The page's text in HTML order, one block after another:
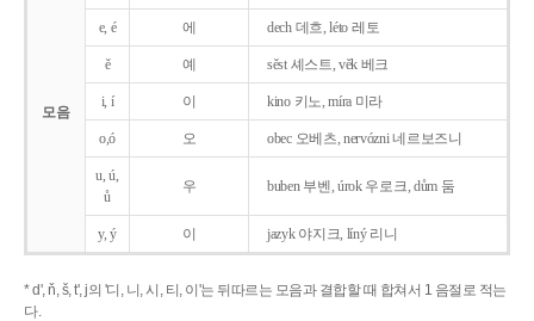
모음
e, é 에 dech 데흐, léto 레토
ě 예 sěst 셰스트, věk 베크
i, í 이 kino 키노, míra 미라
o,ó 오 obec 오베츠, nervózni 네르보즈니
u, ú,
ů
우 buben 부벤, úrok 우로크, dům 둠
y, ý 이 jazyk야지크, líný 리니
* d', ň, š, t', j의 '디, 니, 시, 티, 이'는 뒤따르는 모음과 결합할 때 합쳐서 1 음절로 적는
다.